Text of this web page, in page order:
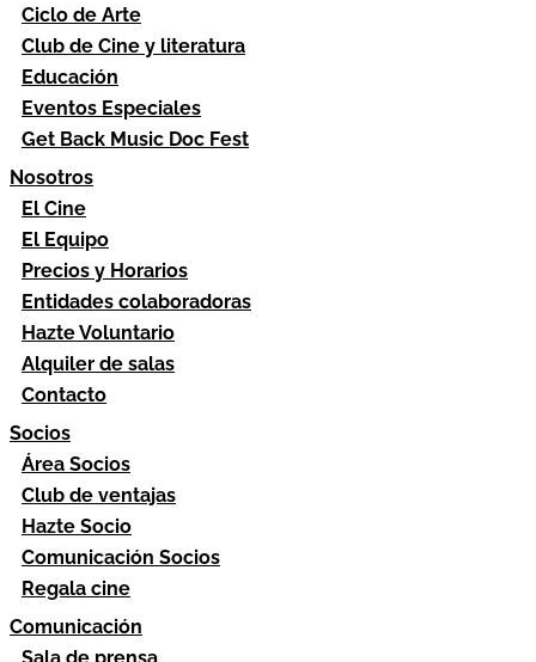
Ciclo de Arte
Club de Cine y literatura
Educación
Eventos Especiales
Get Back Music Doc Fest
Nosotros
El Cine
El Equipo
Precios y Horarios
Entidades colaboradoras
Hazte Voluntario
Alquiler de salas
Contacto
Socios
Área Socios
Club de ventajas
Hazte Socio
Comunicación Socios
Regala cine
Comunicación